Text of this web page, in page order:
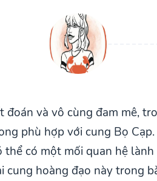
đoán và vô cùng đam mê,
phù hợp với cung Bọ
có một mối quan hệ
cung hoàng đạo này trong